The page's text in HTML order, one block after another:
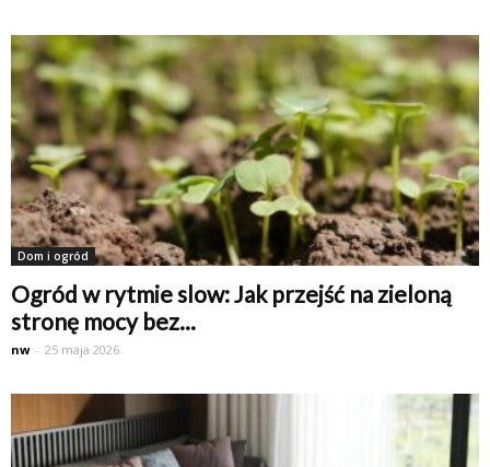
Dom i ogród
Ogród w rytmie slow: Jak przejść na zieloną
stronę mocy bez...
nw - 25 maja 2026